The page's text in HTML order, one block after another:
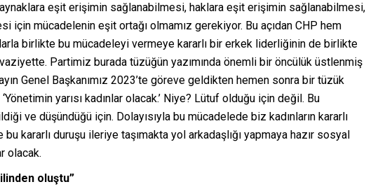
eşit erişimin sağlanabilmesi, haklara eşit erişimin sağlanabilmesi,
için mücadelenin eşit ortağı olmamız gerekiyor. Bu açıdan CHP hem
birlikte bu mücadeleyi vermeye kararlı bir erkek liderliğinin de birlikte
Partimiz burada tüzüğün yazımında önemli bir öncülük üstlenmiş
Genel Başkanımız 2023’te göreve geldikten hemen sonra bir tüzük
yarısı kadınlar olacak.’ Niye? Lütuf olduğu için değil. Bu
ve düşündüğü için. Dolayısıyla bu mücadelede biz kadınların kararlı
kararlı duruşu ileriye taşımakta yol arkadaşlığı yapmaya hazır sosyal
olacak.
oluştu”